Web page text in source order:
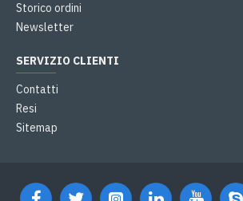
Storico ordini
Newsletter
SERVIZIO CLIENTI
Contatti
Resi
Sitemap